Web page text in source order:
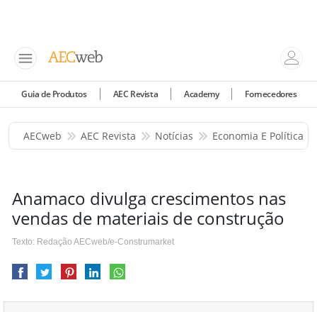
Guia de Produtos AEC Revista Academy Fornecedores
AECweb AEC Revista Notícias Economia E Política
Anamaco divulga crescimentos nas
vendas de materiais de construção
Texto: Redação AECweb/e-Construmarket